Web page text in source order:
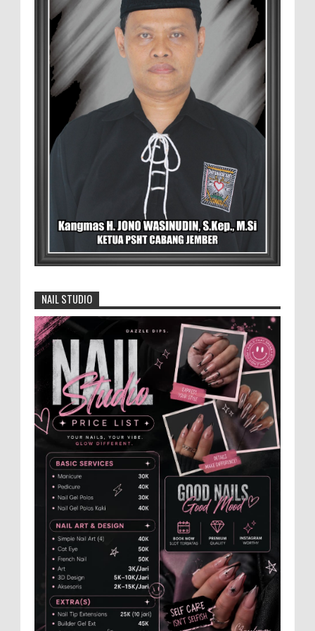
4.000 Petani Hutan Blora Bakal
Digelontor Bantuan CSR Jumbo dan Bibit
Ternak Gratis ‎
‎BLORA – Wakil Bupati Blora Hj. Sri
Setyorini menghadiri Rapat Anggota Tahunan (RAT)
Kelompok Tani Hutan (KTH) Masjid Baitur Mulyo yang
David Iswanto Jabat Ketua Gradasi
Kabupaten Jember 2026-2031
Jajaran Dewan Pengurus DPC Kabupaten
Jember 2025-2031, saat foto bersama
usai acara pelantikan di Gedung Jember Nusantara,
Selasa 28 Juli 2...
Keroncong Agar Tetap Eksis
Grup Keroncong Setia Kawan dari Jember,
ikut memeriahkan panggung JFC
Exhibition di Alun-Alun Jember beberapa waktu lalu.
MEMOPOS.co.id, Jem...
Anggota Karang Taruna Urunan Demi
Nobar Indonesia Lawan Vietnam
Pertandingan sepakbola antara Tim
Indonesia dan Vietnam tidak dilewatkan
begitu saha oleh penggemar bola, termasuk karang
taruna bahkan mere...
Menko Zulhas Wajibkan Program Makan
Bergizi Gratis Menyerap Bahan Pangan
dari Desa
BLORA - Menteri Koordinator Bidang
Pangan RI Zulkifli Hasan menegaskan bahwa Satuan
Pelayanan Pemenuhan Gizi (SPPG) pelaksana Program
Makan ...
NAIL STUDIO